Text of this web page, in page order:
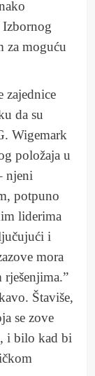
za moguću
zajednice
da su
Wigemark
položaja u
njeni
potpuno
liderima
i
mora
Štaviše,
se zove
i bilo kad bi